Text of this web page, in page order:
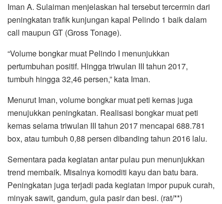
Iman A. Sulaiman menjelaskan hal tersebut tercermin dari
peningkatan trafik kunjungan kapal Pelindo 1 baik dalam
call maupun GT (Gross Tonage).
“Volume bongkar muat Pelindo I menunjukkan
pertumbuhan positif. Hingga triwulan III tahun 2017,
tumbuh hingga 32,46 persen,” kata Iman.
Menurut Iman, volume bongkar muat peti kemas juga
menujukkan peningkatan. Realisasi bongkar muat peti
kemas selama triwulan III tahun 2017 mencapai 688.781
box, atau tumbuh 0,88 persen dibanding tahun 2016 lalu.
Sementara pada kegiatan antar pulau pun menunjukkan
trend membaik. Misalnya komoditi kayu dan batu bara.
Peningkatan juga terjadi pada kegiatan impor pupuk curah,
minyak sawit, gandum, gula pasir dan besi. (rat/**)